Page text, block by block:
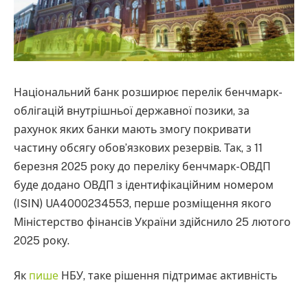
Національний банк розширює перелік бенчмарк-
облігацій внутрішньої державної позики, за
рахунок яких банки мають змогу покривати
частину обсягу обов’язкових резервів. Так, з 11
березня 2025 року до переліку бенчмарк-ОВДП
буде додано ОВДП з ідентифікаційним номером
(ISIN) UA4000234553, перше розміщення якого
Міністерство фінансів України здійснило 25 лютого
2025 року.
Як пише НБУ, таке рішення підтримає активність